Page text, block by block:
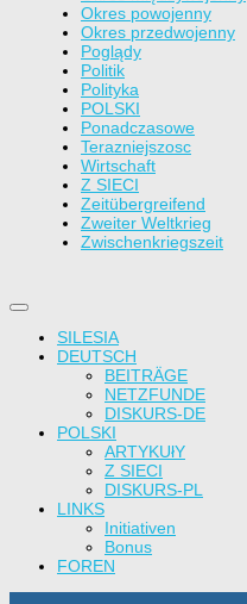
Okres powojenny
Okres przedwojenny
Poglądy
Politik
Polityka
POLSKI
Ponadczasowe
Terazniejszosc
Wirtschaft
Z SIECI
Zeitübergreifend
Zweiter Weltkrieg
Zwischenkriegszeit
SILESIA
DEUTSCH
BEITRÄGE
NETZFUNDE
DISKURS-DE
POLSKI
ARTYKUłY
Z SIECI
DISKURS-PL
LINKS
Initiativen
Bonus
FOREN